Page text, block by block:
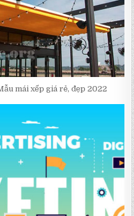
mái xếp giá rẻ, đẹp 2022